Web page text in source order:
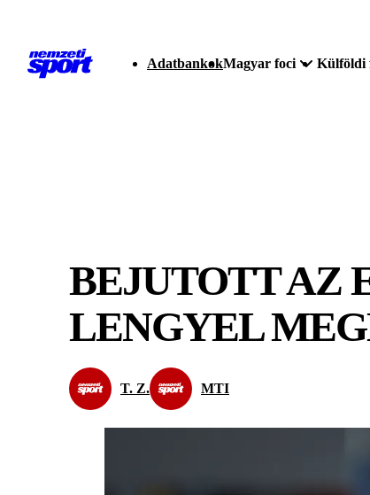
AdatbankokMagyar foci Külföldi
BEJUTOTT AZ
LENGYEL
T. Z. MTI